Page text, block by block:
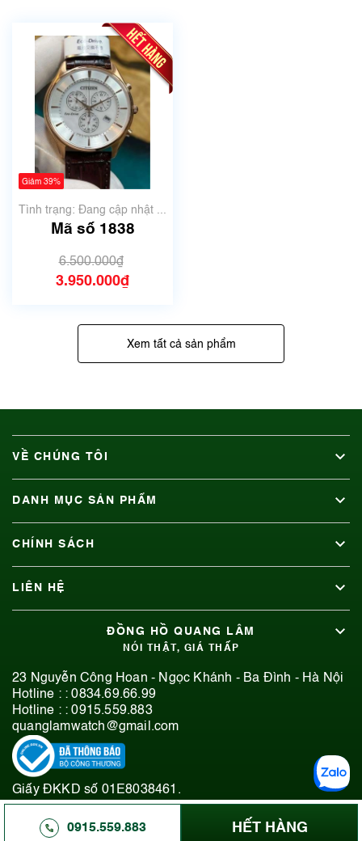
Giảm 39%
Tình trạng: Đang cập nhật ...
Mã số 1838
6.500.000₫
3.950.000₫
Xem tất cả sản phẩm
0915.559.883 HẾT HÀNG
VỀ CHÚNG TÔI
DANH MỤC SẢN PHẨM
CHÍNH SÁCH
LIÊN HỆ
ĐỒNG HỒ QUANG LÂM
NÓI THẬT, GIÁ THẤP
23 Nguyễn Công Hoan - Ngọc Khánh - Ba Đình - Hà Nội
Hotline : :0834.69.66.99
Hotline : :0915.559.883
quanglamwatch@gmail.com
Giấy ĐKKD số 01E8038461.
© 2019-2026 Bản quyền thuộc Đồng Hồ Quang Lâm.